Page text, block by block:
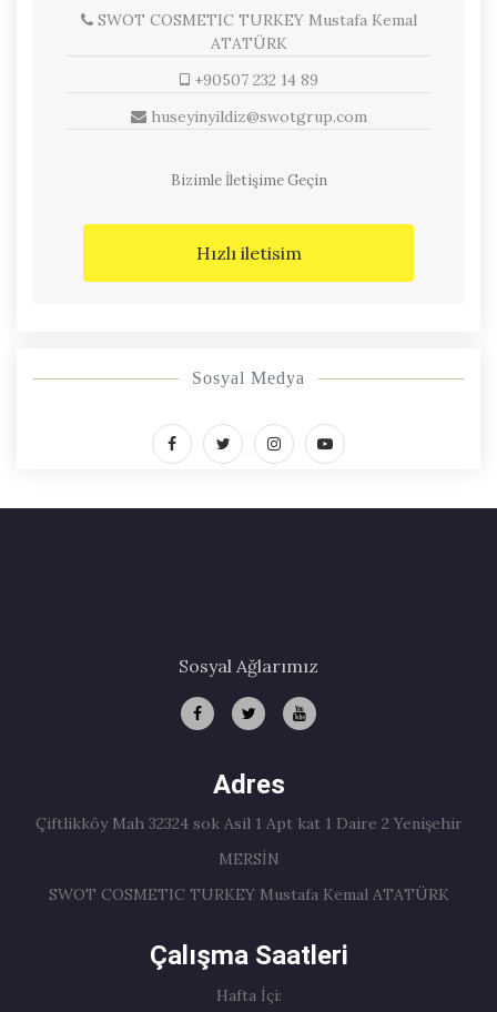
SWOT COSMETIC TURKEY Mustafa Kemal
ATATÜRK
+90507 232 14 89
huseyinyildiz@swotgrup.com
Bizimle İletişime Geçin
Hızlı iletisim
Sosyal Medya
Sosyal Ağlarımız
Adres
Çiftlikköy Mah 32324 sok Asil 1 Apt kat 1 Daire 2 Yenişehir
MERSİN
SWOT COSMETIC TURKEY Mustafa Kemal ATATÜRK
Çalışma Saatleri
Hafta İçi: